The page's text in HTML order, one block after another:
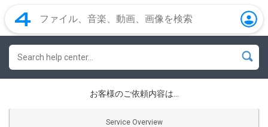
お客様のご依頼内容は…
Service Overview